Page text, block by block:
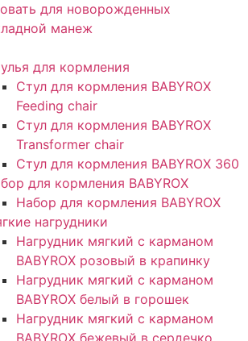
для новорожденных
манеж
для кормления
Стул для кормления BABYROX
Feeding chair
Стул для кормления BABYROX
Transformer chair
Стул для кормления BABYROX 360
для кормления BABYROX
Набор для кормления BABYROX
нагрудники
Нагрудник мягкий с карманом
BABYROX розовый в крапинку
Нагрудник мягкий с карманом
BABYROX белый в горошек
Нагрудник мягкий с карманом
BABYROX бежевый в сердечко